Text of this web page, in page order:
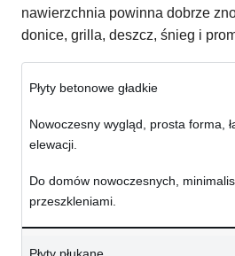
nawierzchnia powinna dobrze
donice, grilla, deszcz, śnieg i
Płyty betonowe gładkie
Nowoczesny wygląd, prosta forma,
elewacji.
Do domów nowoczesnych,
przeszkleniami.